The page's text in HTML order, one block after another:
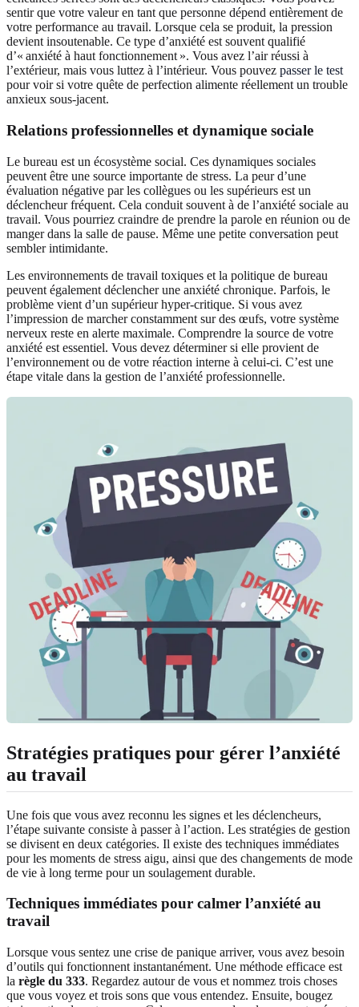
sentir que votre valeur en tant que personne dépend entièrement de
votre performance au travail. Lorsque cela se produit, la pression
devient insoutenable. Ce type d’anxiété est souvent qualifié
d’« anxiété à haut fonctionnement ». Vous avez l’air réussi à
l’extérieur, mais vous luttez à l’intérieur. Vous pouvez passer le test
pour voir si votre quête de perfection alimente réellement un trouble
anxieux sous‑jacent.
Relations professionnelles et dynamique sociale
Le bureau est un écosystème social. Ces dynamiques sociales
peuvent être une source importante de stress. La peur d’une
évaluation négative par les collègues ou les supérieurs est un
déclencheur fréquent. Cela conduit souvent à de l’anxiété sociale au
travail. Vous pourriez craindre de prendre la parole en réunion ou de
manger dans la salle de pause. Même une petite conversation peut
sembler intimidante.
Les environnements de travail toxiques et la politique de bureau
peuvent également déclencher une anxiété chronique. Parfois, le
problème vient d’un supérieur hyper‑critique. Si vous avez
l’impression de marcher constamment sur des œufs, votre système
nerveux reste en alerte maximale. Comprendre la source de votre
anxiété est essentiel. Vous devez déterminer si elle provient de
l’environnement ou de votre réaction interne à celui‑ci. C’est une
étape vitale dans la gestion de l’anxiété professionnelle.
Stratégies pratiques pour gérer l’anxiété
au travail
Une fois que vous avez reconnu les signes et les déclencheurs,
l’étape suivante consiste à passer à l’action. Les stratégies de gestion
se divisent en deux catégories. Il existe des techniques immédiates
pour les moments de stress aigu, ainsi que des changements de mode
de vie à long terme pour un soulagement durable.
Techniques immédiates pour calmer l’anxiété au
travail
Lorsque vous sentez une crise de panique arriver, vous avez besoin
d’outils qui fonctionnent instantanément. Une méthode efficace est
la règle du 333. Regardez autour de vous et nommez trois choses
que vous voyez et trois sons que vous entendez. Ensuite, bougez